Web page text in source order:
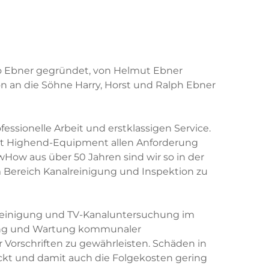
Ebner gegründet, von Helmut Ebner
die Söhne Harry, Horst und Ralph Ebner
Arbeit und erstklassigen Service.
Highend-Equipment allen Anforderung
aus über 50 Jahren sind wir so in der
Kanalreinigung und Inspektion zu
und TV-Kanaluntersuchung im
und Wartung kommunaler
zu gewährleisten. Schäden in
und damit auch die Folgekosten gering